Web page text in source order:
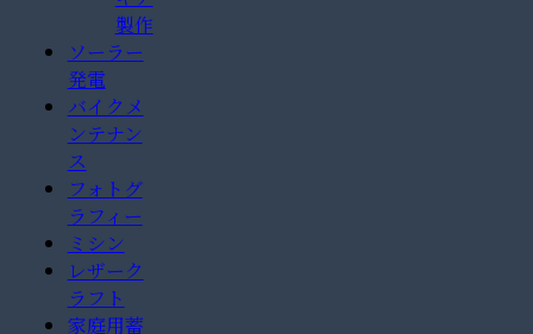
製作
ソーラー
発電
バイクメ
ンテナン
ス
フォトグ
ラフィー
ミシン
レザーク
ラフト
家庭用蓄